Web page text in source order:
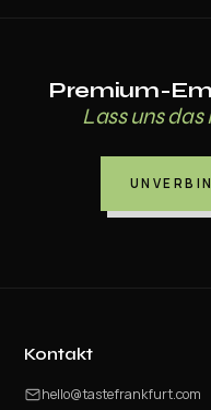
Premium-
Lass uns
Kontakt
hello@tastefrankfurt.com